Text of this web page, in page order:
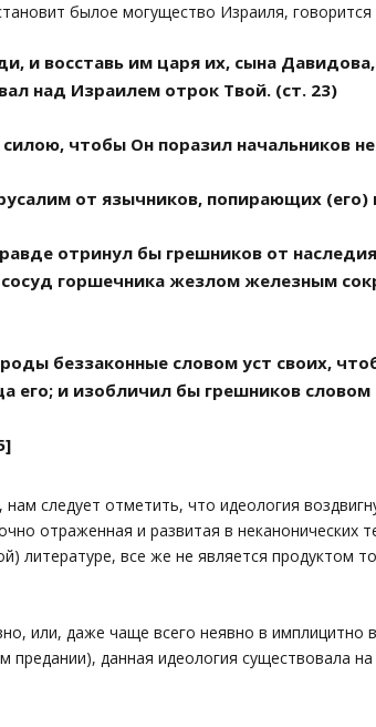
былое могущество Израиля, говорится
и восставь им царя их, сына
над Израилем отрок Твой. (ст. 23)
чтобы Он поразил начальников
от язычников, попирающих (его)
отринул бы грешников от
сосуд горшечника жезлом железным
беззаконные словом уст своих,
его; и изобличил бы грешников словом
нам следует отметить, что идеология
отраженная и развитая в неканонических
литературе, все же не является продуктом
или, даже чаще всего неявно в имплицитно
предании), данная идеология существовала